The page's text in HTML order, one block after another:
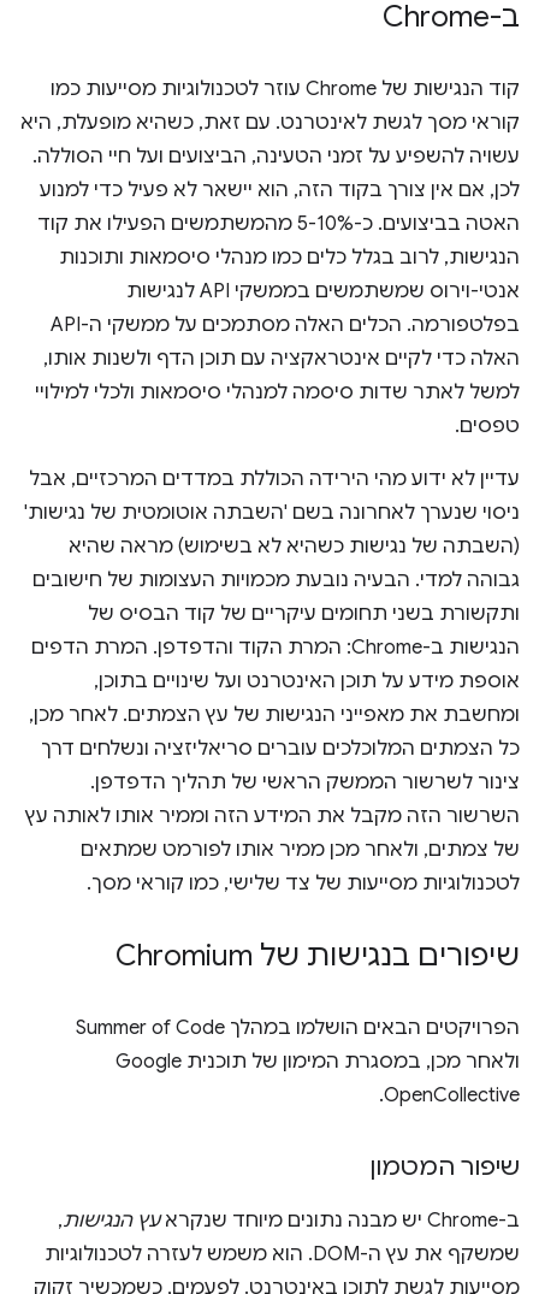
ב-Chrome
קוד הנגישות של Chrome עוזר לטכנולוגיות מסייעות כמו
קוראי מסך לגשת לאינטרנט. עם זאת, כשהיא מופעלת, היא
עשויה להשפיע על זמני הטעינה, הביצועים ועל חיי הסוללה.
לכן, אם אין צורך בקוד הזה, הוא יישאר לא פעיל כדי למנוע
האטה בביצועים. כ-5-10% מהמשתמשים הפעילו את קוד
הנגישות, לרוב בגלל כלים כמו מנהלי סיסמאות ותוכנות
אנטי-וירוס שמשתמשים בממשקי API לנגישות
בפלטפורמה. הכלים האלה מסתמכים על ממשקי ה-API
האלה כדי לקיים אינטראקציה עם תוכן הדף ולשנות אותו,
למשל לאתר שדות סיסמה למנהלי סיסמאות ולכלי למילויי
טפסים.
עדיין לא ידוע מהי הירידה הכוללת במדדים המרכזיים, אבל
ניסוי שנערך לאחרונה בשם 'השבתה אוטומטית של נגישות'
(השבתה של נגישות כשהיא לא בשימוש) מראה שהיא
גבוהה למדי. הבעיה נובעת מכמויות העצומות של חישובים
ותקשורת בשני תחומים עיקריים של קוד הבסיס של
הנגישות ב-Chrome: המרת הקוד והדפדפן. המרת הדפים
אוספת מידע על תוכן האינטרנט ועל שינויים בתוכן,
ומחשבת את מאפייני הנגישות של עץ הצמתים. לאחר מכן,
כל הצמתים המלוכלכים עוברים סריאליזציה ונשלחים דרך
צינור לשרשור הממשק הראשי של תהליך הדפדפן.
השרשור הזה מקבל את המידע הזה וממיר אותו לאותה עץ
של צמתים, ולאחר מכן ממיר אותו לפורמט שמתאים
לטכנולוגיות מסייעות של צד שלישי, כמו קוראי מסך.
שיפורים בנגישות של Chromium
הפרויקטים הבאים הושלמו במהלך Summer of Code
ולאחר מכן, במסגרת המימון של תוכנית Google
OpenCollective.
שיפור המטמון
ב-Chrome יש מבנה נתונים מיוחד שנקרא עץ הנגישות,
שמשקף את עץ ה-DOM. הוא משמש לעזרה לטכנולוגיות
מסייעות לגשת לתוכן באינטרנט. לפעמים, כשמכשיר זקוק